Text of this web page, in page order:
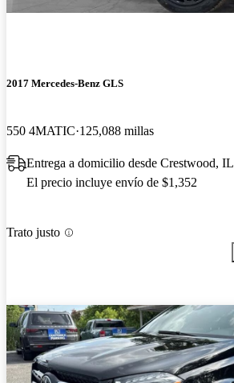
2017 Mercedes-Benz GLS
550 4MATIC 125,088 millas
Entrega a domicilio desde Crestwood, IL
El precio incluye envío de $1,352
Trato justo